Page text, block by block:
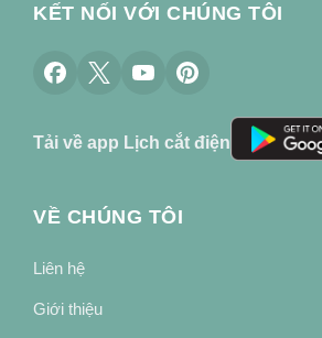
KẾT NỐI VỚI CHÚNG TÔI
Tải về app Lịch cắt điện
VỀ CHÚNG TÔI
Liên hệ
Giới thiệu